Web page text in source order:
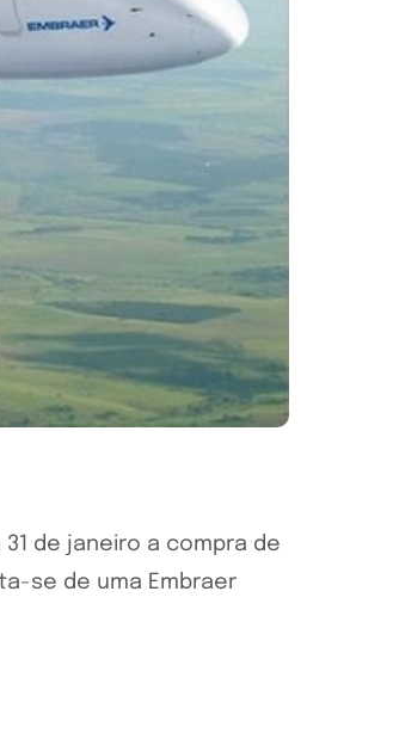
de janeiro a compra de
se de uma Embraer